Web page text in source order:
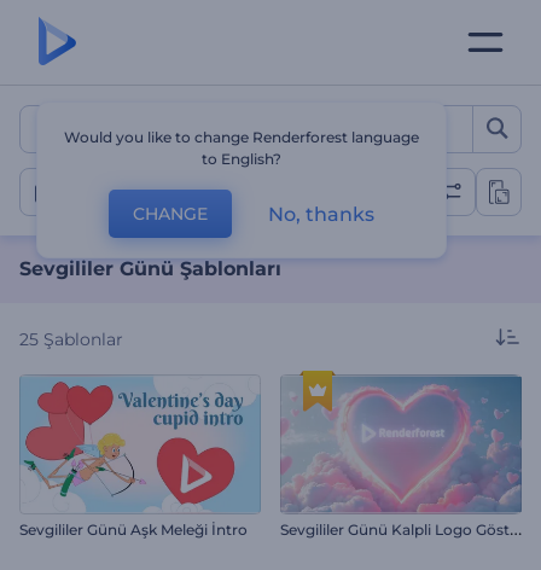
Sevgililer Günü Şablonları
Sevgililer Günü
Sevgililer Günü Şablonları
25 Şablonlar
Sevgililer Günü Aşk Meleği İntro S
evgililer Günü Kalpli Logo Gösterimi
Would you like to change Renderforest language
to English?
CHANGE No, thanks